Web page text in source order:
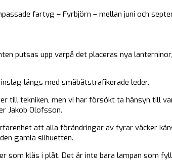
fartyg – Fyrbjörn – mellan juni och
putsas upp varpå det placeras nya
längs med småbåtstrafikerade leder.
till tekniken, men vi har försökt ta hänsyn till
Jakob Olofsson.
att alla förändringar av fyrar väcker
gamla silhuetten.
kläs i plåt. Det är inte bara lampan som